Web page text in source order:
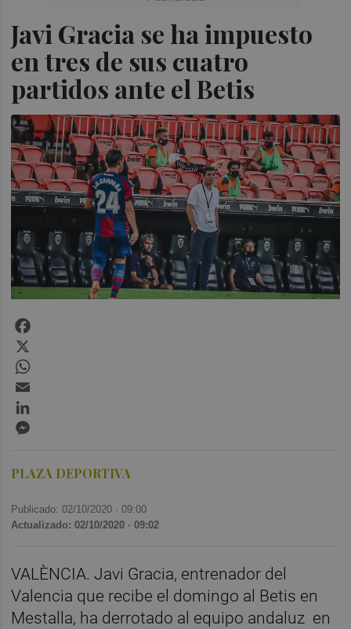
Javi Gracia se ha impuesto
en tres de sus cuatro
partidos ante el Betis
PLAZA DEPORTIVA
Publicado: 02/10/2020 ·09:00
Actualizado: 02/10/2020 · 09:02
VALÈNCIA. Javi Gracia, entrenador del
Valencia que recibe el domingo al Betis en
Mestalla, ha derrotado al equipo andaluz en